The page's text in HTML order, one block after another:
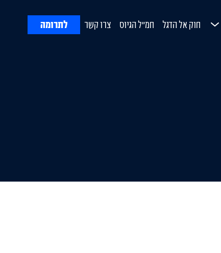
Open Submenu
חוק אל הדגל חמ"ל הגיוס צרו קשר לתרומה